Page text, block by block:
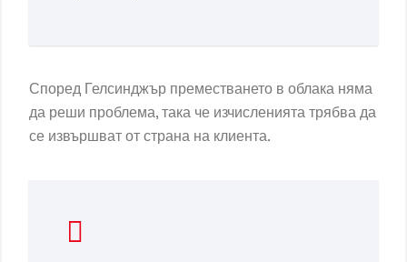
Според Гелсинджър преместването в облака няма
да реши проблема, така че изчисленията трябва да
се извършват от страна на клиента.